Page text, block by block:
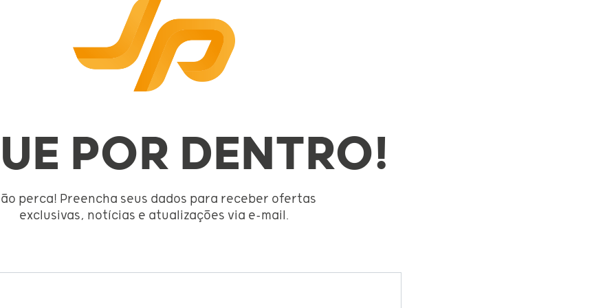
POR DENTRO!
perca! Preencha seus dados para receber ofertas
exclusivas, notícias e atualizações via e-mail.